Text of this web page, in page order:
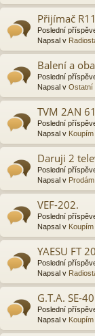
Přijímač
Poslední
Napsal v
Balení a
Poslední
Napsal v Ostatní
TVM 2AN
Poslední
Napsal v Koupím
Daruji 2
Poslední
Napsal v Prodám
VEF-202.
Poslední
Napsal v Koupím
YAESU FT
Poslední
Napsal v
G.T.A. SE-40
Poslední
Napsal v Koupím